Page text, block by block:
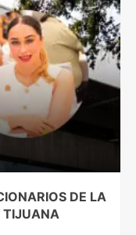
DE LA
TIJUANA